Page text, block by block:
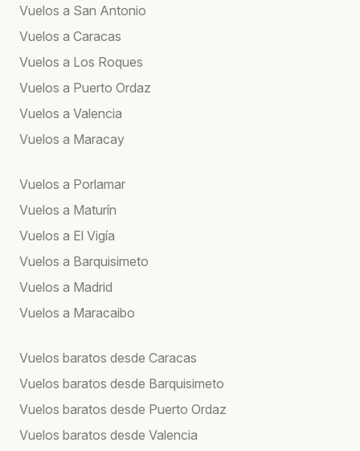
Vuelos a San Antonio
Vuelos a Caracas
Vuelos a Los Roques
Vuelos a Puerto Ordaz
Vuelos a Valencia
Vuelos a Maracay
Vuelos a Porlamar
Vuelos a Maturín
Vuelos a El Vigía
Vuelos a Barquisimeto
Vuelos a Madrid
Vuelos a Maracaibo
Vuelos baratos desde Caracas
Vuelos baratos desde Barquisimeto
Vuelos baratos desde Puerto Ordaz
Vuelos baratos desde Valencia